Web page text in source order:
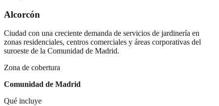
Alcorcón
Ciudad con una creciente demanda de servicios de jardinería en
zonas residenciales, centros comerciales y áreas corporativas del
suroeste de la Comunidad de Madrid.
Zona de cobertura
Comunidad de Madrid
Qué incluye